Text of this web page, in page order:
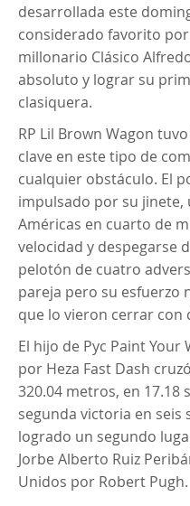
desarrollada este
considerado favorito
millonario Clásico
absoluto y lograr su
clasiquera.
RP Lil Brown Wagon
clave en este tipo de
cualquier obstáculo. El
impulsado por su jinete,
Américas en cuarto de
velocidad y despegarse
pelotón de cuatro
pareja pero su
que lo vieron cerrar con
El hijo de Pyc Paint Your
por Heza Fast Dash
320.04 metros, en 17.18
segunda victoria en seis
logrado un segundo
Jorbe Alberto Ruiz
Unidos por Robert Pugh.